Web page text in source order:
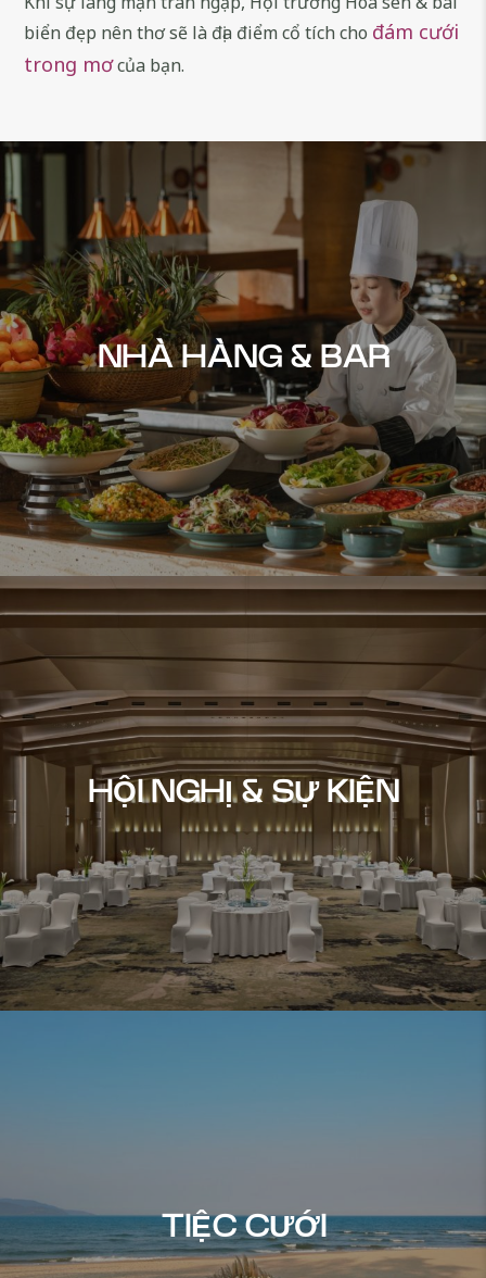
biển đẹp nên thơ sẽ là địa điểm cổ tích cho đám cưới
trong mơcủa bạn.
NHÀ HÀNG & BAR
HỘI NGHỊ & SỰ KIỆN
TIỆC CƯỚI